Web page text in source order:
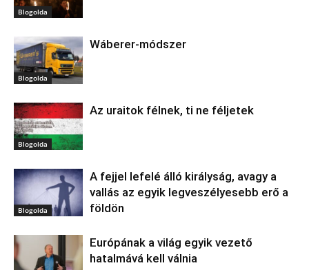
Blogolda
Blogolda
Wáberer-módszer
Blogolda
Az uraitok félnek, ti ne féljetek
Blogolda
A fejjel lefelé álló királyság, avagy a
vallás az egyik legveszélyesebb erő a
földön
Európának a világ egyik vezető
hatalmává kell válnia